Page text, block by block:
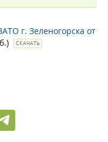
г. Зеленогорска от
СКАЧАТЬ